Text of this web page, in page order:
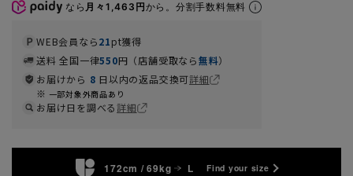
なら 月々1,463円から。分割手数料無料
WEB会員なら21pt獲得
送料 全国一律550円（店舗受取なら無料）
お届けから 8 日以内の返品交換可詳細
一部対象外商品あり
お届け日を調べる詳細
172cm / 69kg L Find your size